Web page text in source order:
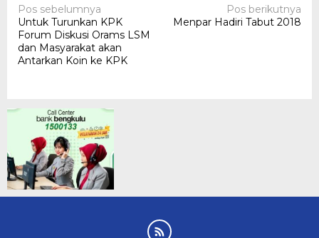
Navigasi
pos
Pos sebelumnya
Untuk Turunkan KPK
Forum Diskusi Orams LSM
dan Masyarakat akan
Antarkan Koin ke KPK
Pos berikutnya
Menpar Hadiri Tabut 2018